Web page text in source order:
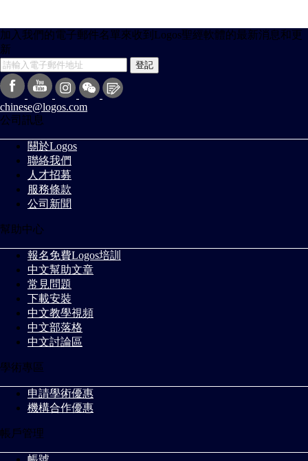
加入我們的電子郵件名單來收到Logos聖經軟體的最新消息和更
新
登記
chinese@logos.com
公司訊息
關於Logos
聯絡我們
人才招募
服務條款
公司新聞
幫助中心
報名免費Logos培訓
中文幫助文章
常見問題
下載安裝
中文教學視頻
中文部落格
中文討論區
學術專區
申請學術優惠
機構合作優惠
帳戶管理